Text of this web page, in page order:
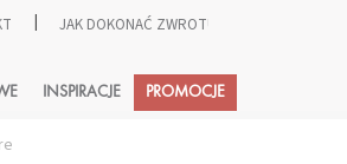
JAK DOKONAĆ ZWROTU PRODUKTÓW?
Koszyk
INSPIRACJE PROMOCJE